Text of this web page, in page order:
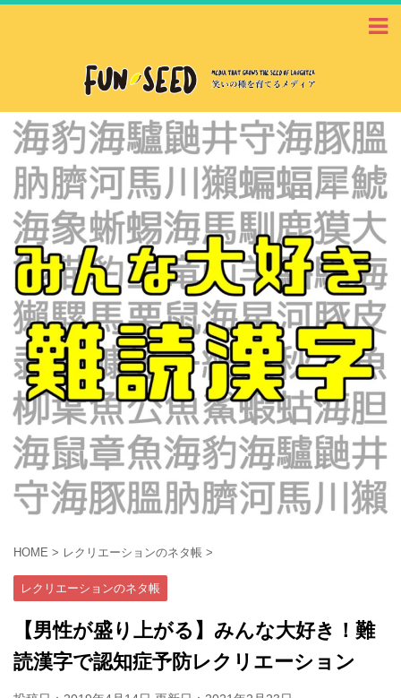
HOME > レクリエーションのネタ帳 >
レクリエーションのネタ帳
【男性が盛り上がる】みんな大好き！難
読漢字で認知症予防レクリエーション